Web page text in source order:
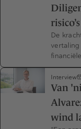
De
vertaling
Interview
Van
wind